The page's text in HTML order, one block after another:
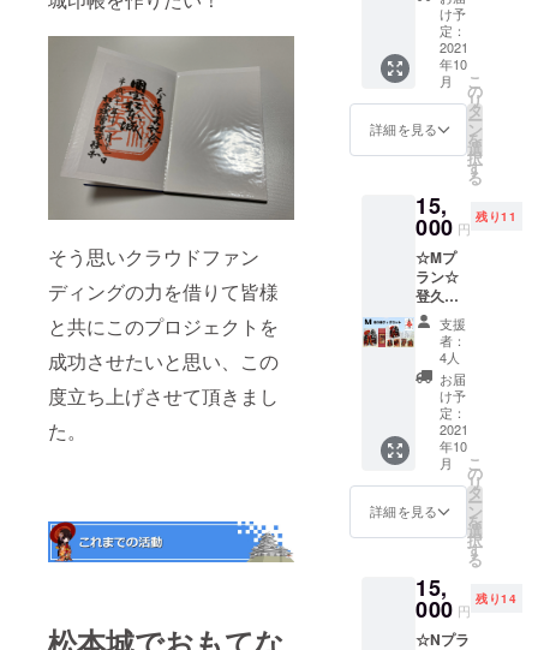
そう思いクラウドファン
ディングの力を借りて皆様
と共にこのプロジェクトを
成功させたいと思い、この
度立ち上げさせて頂きまし
た。
白紙タ
イプ。
サイズ
は大判
サイズ
(横
12cm×
欄への
記載＊
(ハンド
ルネー
ム可)を
お知ら
せ下さ
い。
欄への
記載＊
・お名
前(ハン
ドル
ネーム
可)をお
城御朱
印2種
・松本
城缶
バッジ3
種 ・登
久姫記
念御朱
印 ※リ
を郵送
(レター
パック)
にてお
送り致
しま
す。 ※
缶バッ
チサイ
ズ
(38mm)
※御城印
帳はク
リアポ
ケット
付タイ
プ。サ
18.3cm
) ＊備考
欄への
記載＊
け予
定：
2021
年10
月
詳細を見る
こ
の
リ
タ
ー
ン
を
選
択
す
る
15,
000 円
残り11
☆Mプ
ラン☆
登久姫
グッズ
セット
グッズ1
点にサ
イン ・
お礼の
御手紙
・豆掛
軸(大)
・メモ
帳 ・ク
リア
ル ・ポ
スト
カード4
種 ・登
支援
者：
4人
お届
け予
定：
2021
年10
月
詳細を見る
こ
の
リ
タ
ー
ン
を
選
択
す
る
15,
000 円
残り14
☆Nプラ